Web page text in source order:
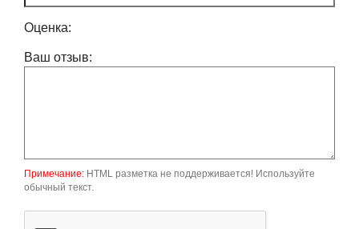
Оценка:
Ваш отзыв:
Примечание: HTML разметка не поддерживается! Используйте
обычный текст.